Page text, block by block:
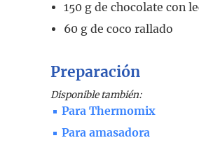
150 g de chocolate con
60 g de coco rallado
Preparación
Disponible también:
Para Thermomix
Para amasadora